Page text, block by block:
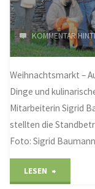
KOMMENTAR
Weihnachtsmarkt –
Dinge und
Mitarbeiterin Sigrid
stellten die
Foto: Sigrid Baumann
LESEN